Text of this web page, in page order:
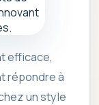
efficace,
répondre à
un style